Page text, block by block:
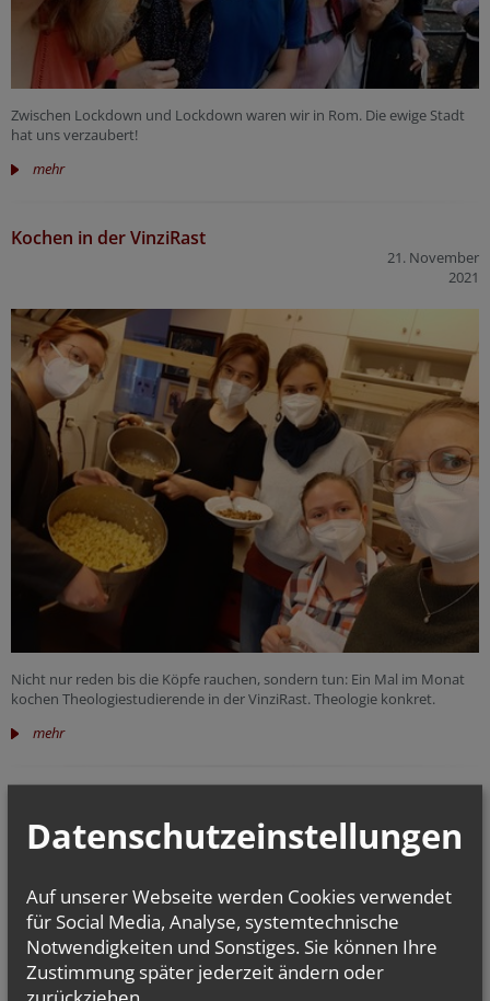
Zwischen Lockdown und Lockdown waren wir in Rom. Die ewige Stadt
hat uns verzaubert!
mehr
Kochen in der VinziRast
21. November
2021
Nicht nur reden bis die Köpfe rauchen, sondern tun: Ein Mal im Monat
kochen Theologiestudierende in der VinziRast. Theologie konkret.
mehr
2021
Datenschutzeinstellungen
Auf unserer Webseite werden Cookies verwendet
für Social Media, Analyse, systemtechnische
Notwendigkeiten und Sonstiges. Sie können Ihre
Zustimmung später jederzeit ändern oder